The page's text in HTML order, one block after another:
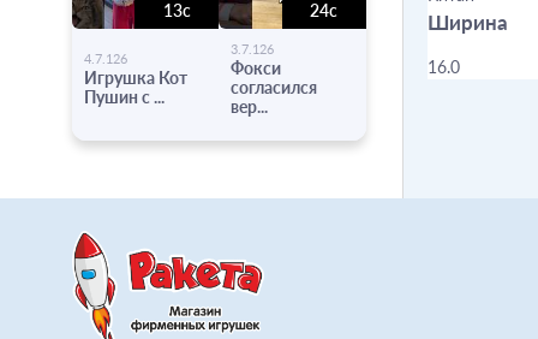
Ширина
16.0
13с
4.7.126
Игрушка Кот
Пушин с ...
24с
3.7.126
Фокси
согласился
вер...